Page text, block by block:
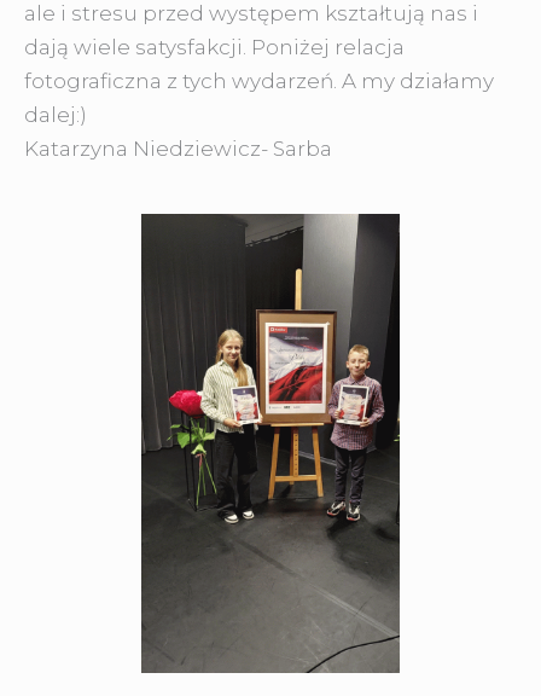
ale i stresu przed występem kształtują nas i
dają wiele satysfakcji. Poniżej relacja
fotograficzna z tych wydarzeń. A my działamy
dalej:)
Katarzyna Niedziewicz- Sarba